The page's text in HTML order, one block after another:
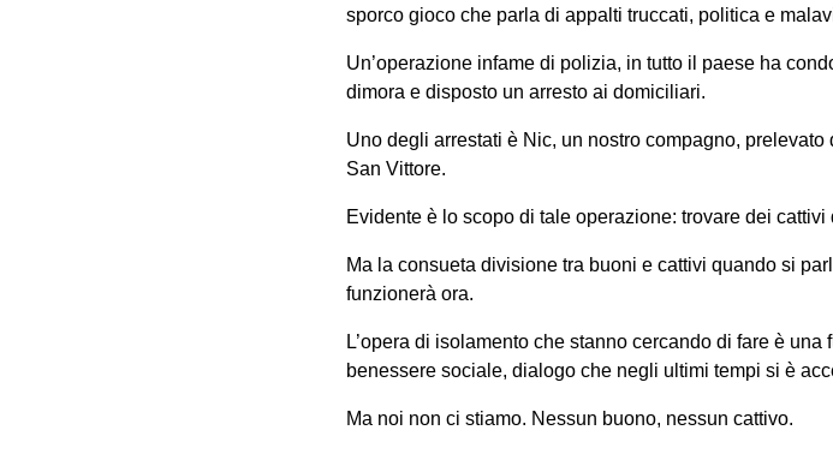
sporco gioco che parla di appalti truccati, politica e
Un’operazione infame di polizia, in tutto il paese ha
dimora e disposto un arresto ai domiciliari.
Uno degli arrestati è Nic, un nostro compagno,
San Vittore.
Evidente è lo scopo di tale operazione: trovare dei cattivi
Ma la consueta divisione tra buoni e cattivi quando si
funzionerà ora.
L’opera di isolamento che stanno cercando di fare è
benessere sociale, dialogo che negli ultimi tempi si è
Ma noi non ci stiamo. Nessun buono, nessun cattivo.